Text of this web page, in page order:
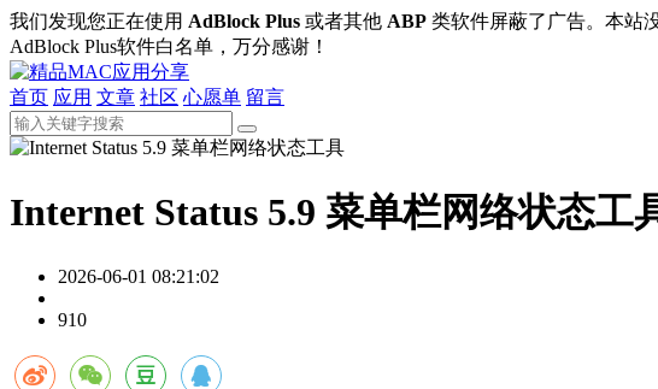
我们发现您正在使用 AdBlock Plus 或者其他 ABP 类软件屏蔽了广告。本站
AdBlock Plus软件白名单，万分感谢！
首页 应用 文章 社区 心愿单 留言
Internet Status 5.9 菜单栏网络状态工
2026-06-01 08:21:02
910